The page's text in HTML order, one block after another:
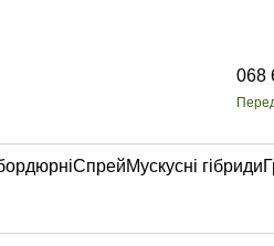
068
СпрейМускусні гібриди